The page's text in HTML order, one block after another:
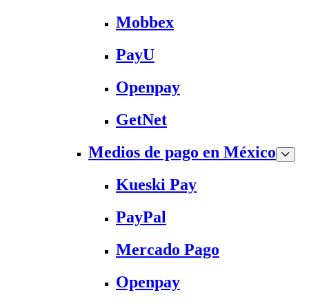
Mobbex
PayU
Openpay
GetNet
Medios de pago en México
Kueski Pay
PayPal
Mercado Pago
Openpay